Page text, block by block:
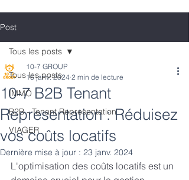
Post
Tous les posts
IMMO
B2B - Tenant Representation
VIAGER
Tous les posts
10-7 B2B Tenant
Representation : Réduisez
vos coûts locatifs
10-7 GROUP
16 janv. 2024 2 min de lecture
Dernière mise à jour : 23 janv. 2024
L'optimisation des coûts locatifs est un